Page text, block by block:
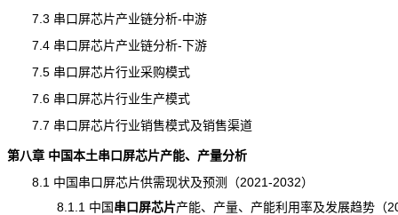
7.3 串口屏芯片产业链分析-中游
7.4 串口屏芯片产业链分析-下游
7.5 串口屏芯片行业采购模式
7.6 串口屏芯片行业生产模式
7.7 串口屏芯片行业销售模式及销售渠道
第八章 中国本土串口屏芯片产能、产量分析
8.1 中国串口屏芯片供需现状及预测（2021-2032）
8.1.1 中国串口屏芯片产能、产量、产能利用率及发展趋势（